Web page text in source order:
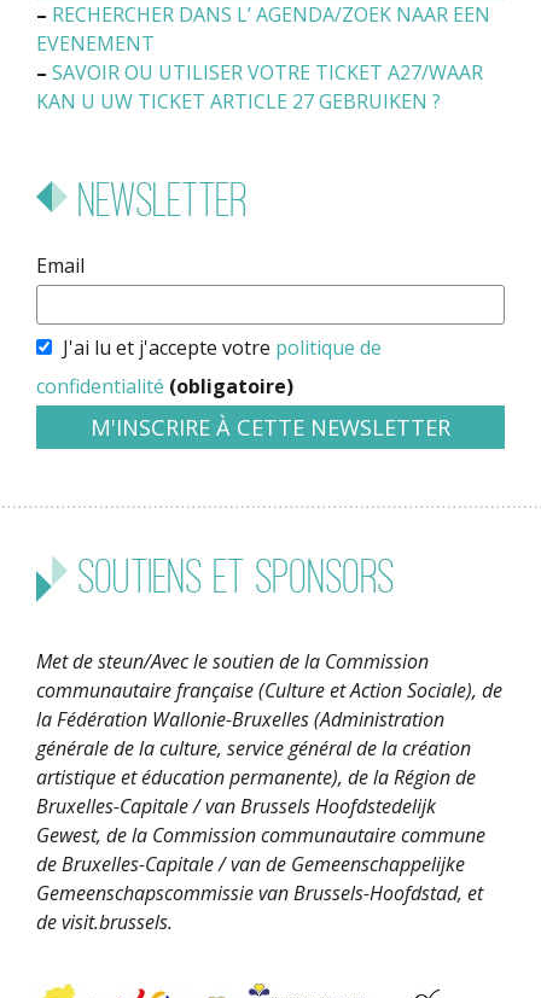
– RECHERCHER DANS L’ AGENDA/ZOEK NAAR EEN
EVENEMENT
– SAVOIR OU UTILISER VOTRE TICKET A27/WAAR
KAN U UW TICKET ARTICLE 27 GEBRUIKEN ?
Newsletter
Email
J'ai lu et j'accepte votre politique de
confidentialité (obligatoire)
Soutiens et sponsors
Met de steun/Avec le soutien de la Commission
communautaire française (Culture et Action Sociale), de
la Fédération Wallonie-Bruxelles (Administration
générale de la culture, service général de la création
artistique et éducation permanente), de la Région de
Bruxelles-Capitale / van Brussels Hoofdstedelijk
Gewest, de la Commission communautaire commune
de Bruxelles-Capitale / van de Gemeenschappelijke
Gemeenschapscommissie van Brussels-Hoofdstad, et
de visit.brussels.